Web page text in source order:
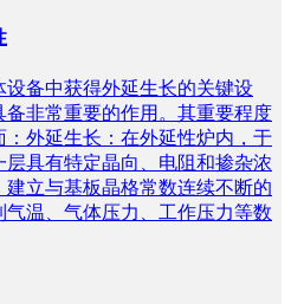
备中获得外延生长的关键设
非常重要的作用。其重要程度
：外延生长：在外延性炉内，于
具有特定晶向、电阻和掺杂浓
建立与基板晶格常数连续不断的
温、气体压力、工作压力等数